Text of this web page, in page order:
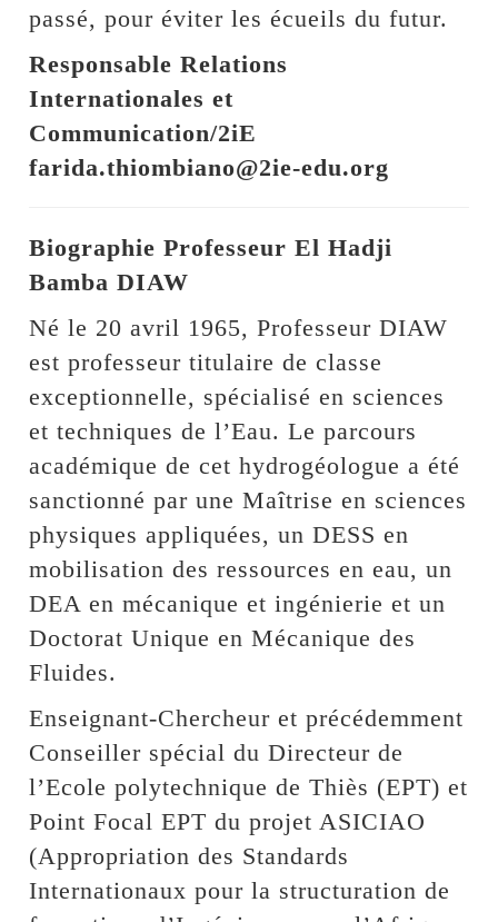
passé, pour éviter les écueils du futur.
Responsable Relations
Internationales et
Communication/2iE
farida.thiombiano@2ie-edu.org
Biographie Professeur El Hadji
Bamba DIAW
Né le 20 avril 1965, Professeur DIAW
est professeur titulaire de classe
exceptionnelle, spécialisé en sciences
et techniques de l’Eau. Le parcours
académique de cet hydrogéologue a été
sanctionné par une Maîtrise en sciences
physiques appliquées, un DESS en
mobilisation des ressources en eau, un
DEA en mécanique et ingénierie et un
Doctorat Unique en Mécanique des
Fluides.
Enseignant-Chercheur et précédemment
Conseiller spécial du Directeur de
l’Ecole polytechnique de Thiès (EPT) et
Point Focal EPT du projet ASICIAO
(Appropriation des Standards
Internationaux pour la structuration de